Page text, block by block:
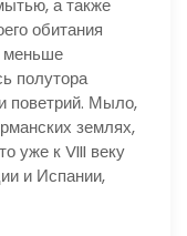
обитания
меньше
полутора
поветрий. Мыло,
землях,
уже к VIII веку
и Испании,